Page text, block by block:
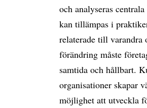
och analyseras
kan tillämpas i
relaterade till varandra
förändring måste
samtida och hållbart.
organisationer skapar
möjlighet att utveckla